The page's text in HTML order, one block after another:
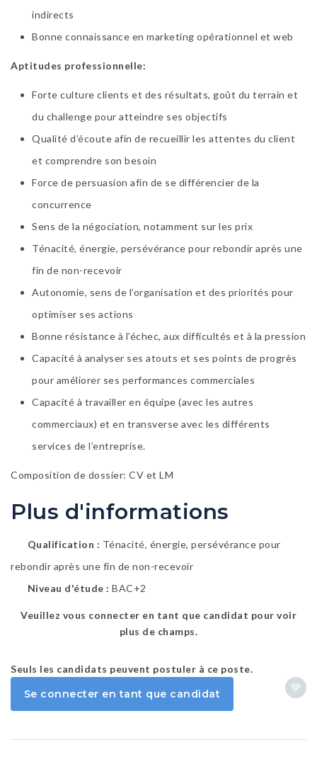
indirects
Bonne connaissance en marketing opérationnel et web
Aptitudes professionnelle:
Forte culture clients et des résultats, goût du terrain et
du challenge pour atteindre ses objectifs
Qualité d’écoute afin de recueillir les attentes du client
et comprendre son besoin
Force de persuasion afin de se différencier de la
concurrence
Sens de la négociation, notamment sur les prix
Ténacité, énergie, persévérance pour rebondir après une
fin de non-recevoir
Autonomie, sens de l’organisation et des priorités pour
optimiser ses actions
Bonne résistance à l’échec, aux difficultés et à la pression
Capacité à analyser ses atouts et ses points de progrès
pour améliorer ses performances commerciales
Capacité à travailler en équipe (avec les autres
commerciaux) et en transverse avec les différents
services de l’entreprise.
Composition de dossier: CV et LM
Plus d'informations
Qualification
Ténacité, énergie, persévérance pour
rebondir après une fin de non-recevoir
Niveau d'étude
BAC+2
Veuillez vous connecter en tant que candidat pour voir
plus de champs.
Seuls les candidats peuvent postuler à ce poste.
Se connecter en tant que candidat